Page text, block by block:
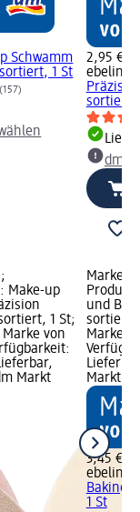
Schwamm
1 St
(157)
2,95 €
ebelin
sortiert,
dm
Make-up
1 St;
von
Markt
Marke:
und
sortiert,
Marke
Markt
3,45 €
ebelin
Baking
1 St